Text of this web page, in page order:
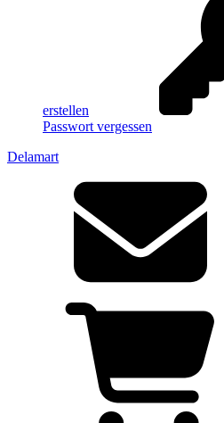
erstellen
Passwort vergessen
Delamart